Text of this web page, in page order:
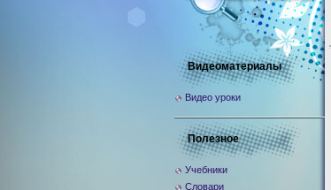
Видеоматериалы
Видео уроки
Полезное
Учебники
Словари